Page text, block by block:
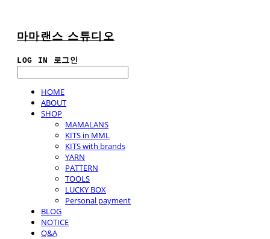
마마랜스 스튜디오
LOG IN 로그인
HOME
ABOUT
SHOP
MAMALANS
KITS in MML
KITS with brands
YARN
PATTERN
TOOLS
LUCKY BOX
Personal payment
BLOG
NOTICE
Q&A